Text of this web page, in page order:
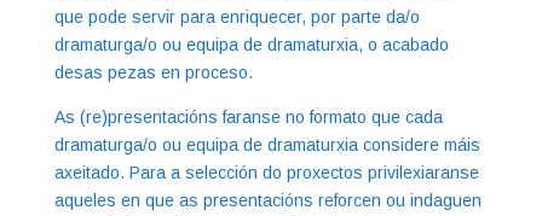
que pode servir para enriquecer, por parte da/o
dramaturga/o ou equipa de dramaturxia, o acabado
desas pezas en proceso.
As (re)presentacións faranse no formato que cada
dramaturga/o ou equipa de dramaturxia considere máis
axeitado. Para a selección do proxectos privilexiaranse
aqueles en que as presentacións reforcen ou indaguen